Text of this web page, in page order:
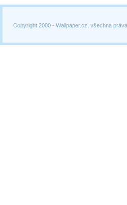
Copyright 2000 - Wallpaper.cz, všechna